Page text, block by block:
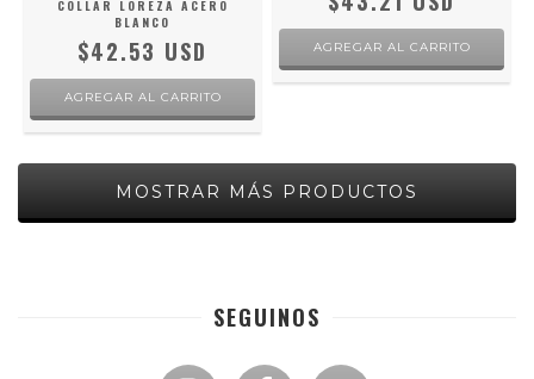
COLLAR LOREZA ACERO
BLANCO
$42.53 USD
MOSTRAR MÁS PRODUCTOS
SEGUINOS